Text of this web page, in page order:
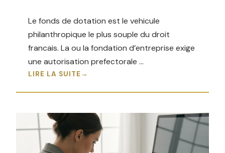
Le fonds de dotation est le vehicule
philanthropique le plus souple du droit
francais. La ou la fondation d’entreprise exige
une autorisation prefectorale …
LIRE LA SUITE